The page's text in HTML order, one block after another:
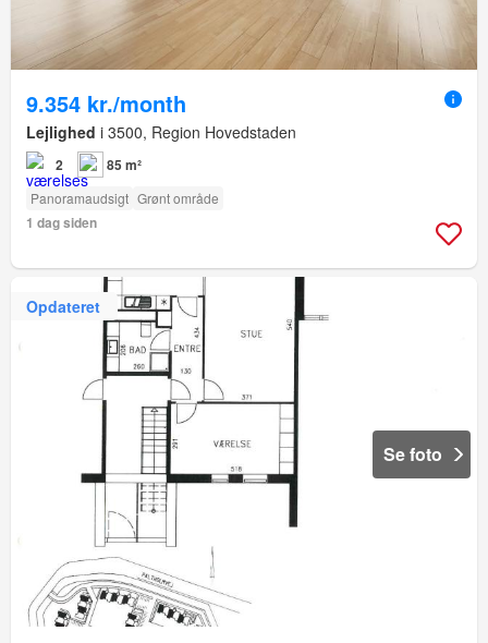
9.354 kr./month
Lejlighed i 3500, Region Hovedstaden
2 85 m²
Panoramaudsigt Grønt område
1 dag siden
Opdateret
Se foto